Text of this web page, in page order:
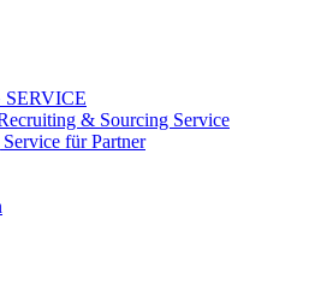
& Sourcing Service
für Partner